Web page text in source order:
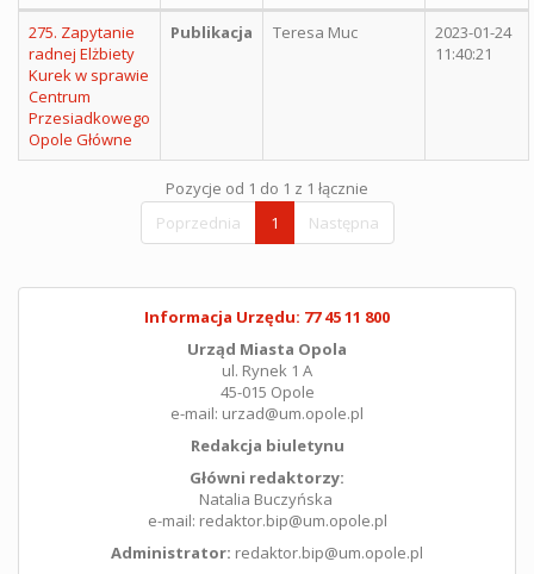
275. Zapytanie
radnej Elżbiety
Kurek w sprawie
Centrum
Przesiadkowego
Opole Główne
Publikacja Teresa Muc
2023-01-24
11:40:21
Pozycje od 1 do 1 z 1 łącznie
Poprzednia
1 Następna
Informacja Urzędu: 77 45 11 800
Urząd Miasta Opola
ul. Rynek 1 A
45-015 Opole
e-mail: urzad@um.opole.pl
Redakcja biuletynu
Główni redaktorzy:
Natalia Buczyńska
e-mail: redaktor.bip@um.opole.pl
Administrator: redaktor.bip@um.opole.pl